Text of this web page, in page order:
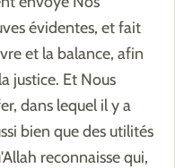
évidentes, et fait
et la balance, afin
justice. Et Nous
dans lequel il y a
bien que des utilités
reconnaisse qui,